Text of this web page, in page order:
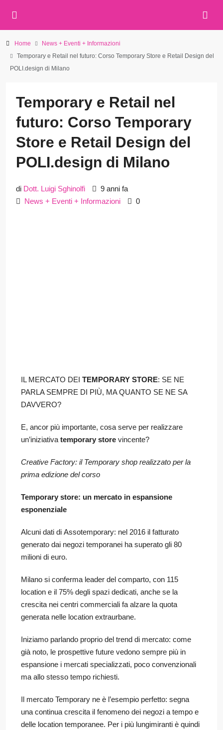
Home
News + Eventi + Informazioni
Temporary e Retail nel futuro: Corso Temporary Store e Retail Design del
POLI.design di Milano
Temporary e Retail nel
futuro: Corso Temporary
Store e Retail Design del
POLI.design di Milano
di Dott. Luigi Sghinolfi
9 anni fa
News + Eventi + Informazioni
0
IL MERCATO DEI TEMPORARY STORE: SE NE
PARLA SEMPRE DI PIÙ, MA QUANTO SE NE SA
DAVVERO?
E, ancor più importante, cosa serve per realizzare
un’iniziativa temporary store vincente?
Creative Factory: il Temporary shop realizzato per la
prima edizione del corso
Temporary store: un mercato in espansione
esponenziale
Alcuni dati di Assotemporary: nel 2016 il fatturato
generato dai negozi temporanei ha superato gli 80
milioni di euro.
Milano si conferma leader del comparto, con 115
location e il 75% degli spazi dedicati, anche se la
crescita nei centri commerciali fa alzare la quota
generata nelle location extraurbane.
Iniziamo parlando proprio del trend di mercato: come
già noto, le prospettive future vedono sempre più in
espansione i mercati specializzati, poco convenzionali
ma allo stesso tempo richiesti.
Il mercato Temporary ne è l’esempio perfetto: segna
una continua crescita il fenomeno dei negozi a tempo e
delle location temporanee. Per i più lungimiranti è quindi